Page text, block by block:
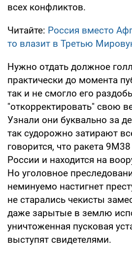
всех конфликтов.
Читайте: Россия вместо
то влазит в Третью
Нужно отдать должное
практически до момента
так и не смогло его
"откорректировать" свою
Узнали они буквально за
так судорожно затирают
говорится, что ракета
России и находится на
Но уголовное
неминуемо настигнет
не старались чекисты
даже зарытые в землю
уничтоженная пусковая
выступят свидетелями.